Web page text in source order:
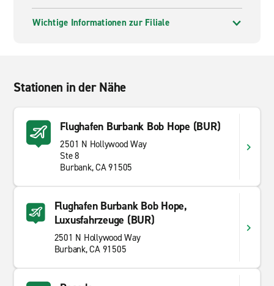
Wichtige Informationen zur Filiale
Stationen in der Nähe
Flughafen Burbank Bob Hope (BUR)
2501 N Hollywood Way
Ste 8
Burbank, CA 91505
Flughafen Burbank Bob Hope,
Luxusfahrzeuge (BUR)
2501 N Hollywood Way
Burbank, CA 91505